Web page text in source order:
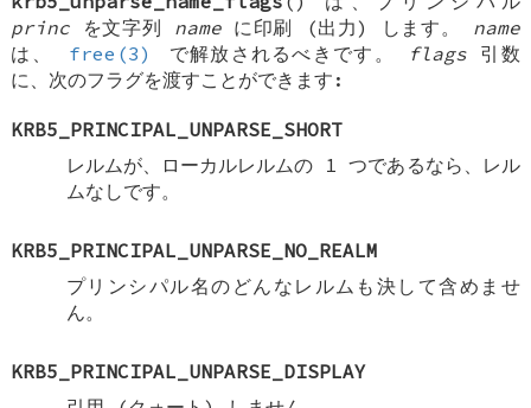
princ を文字列 nameに印刷 (出力) します。 name
は、
free(3) で解放されるべきです。 flags 引数
に、次のフラグを渡すことができます:
KRB5_PRINCIPAL_UNPARSE_SHORT
レルムが、ローカルレルムの 1 つであるなら、レル
ムなしです。
KRB5_PRINCIPAL_UNPARSE_NO_REALM
プリンシパル名のどんなレルムも決して含めませ
ん。
KRB5_PRINCIPAL_UNPARSE_DISPLAY